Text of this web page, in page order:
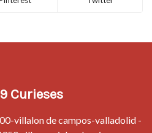
Curieses
villalon de campos-valladolid -